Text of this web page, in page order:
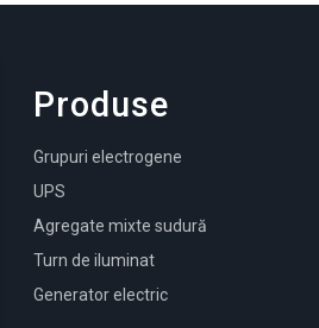
Produse
Grupuri electrogene
UPS
Agregate mixte sudură
Turn de iluminat
Generator electric